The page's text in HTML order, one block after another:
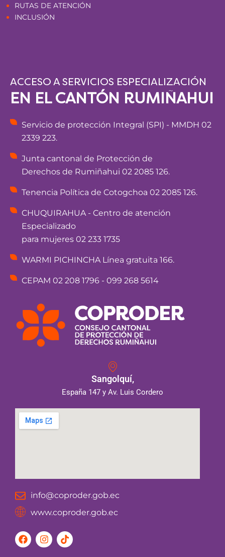
RUTAS DE ATENCIÓN
INCLUSIÓN
ACCESO A SERVICIOS ESPECIALIZACIÓN
EN EL CANTÓN RUMIÑAHUI
Servicio de protección Integral (SPI) - MMDH 02
2339 223.
Junta cantonal de Protección de
Derechos de Rumiñahui 02 2085 126.
Tenencia Política de Cotogchoa 02 2085 126.
CHUQUIRAHUA - Centro de atención
Especializado
para mujeres 02 233 1735
WARMI PICHINCHA Línea gratuita 166.
CEPAM 02 208 1796 - 099 268 5614
Sangolquí,
España 147 y Av. Luis Cordero
info@coproder.gob.ec
www.coproder.gob.ec
F
a
I
n
T
i